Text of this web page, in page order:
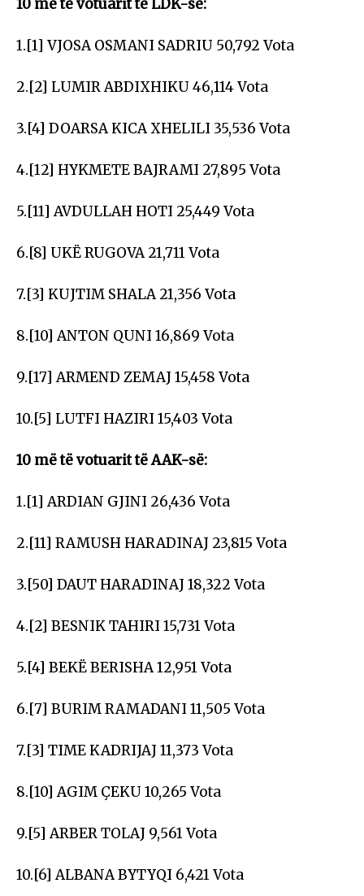
10 më të votuarit të LDK-së:
1.[1] VJOSA OSMANI SADRIU 50,792 Vota
2.[2] LUMIR ABDIXHIKU 46,114 Vota
3.[4] DOARSA KICA XHELILI 35,536 Vota
4.[12] HYKMETE BAJRAMI 27,895 Vota
5.[11] AVDULLAH HOTI 25,449 Vota
6.[8] UKË RUGOVA 21,711 Vota
7.[3] KUJTIM SHALA 21,356 Vota
8.[10] ANTON QUNI 16,869 Vota
9.[17] ARMEND ZEMAJ 15,458 Vota
10.[5] LUTFI HAZIRI 15,403 Vota
10 më të votuarit të AAK-së:
1.[1] ARDIAN GJINI 26,436 Vota
2.[11] RAMUSH HARADINAJ 23,815 Vota
3.[50] DAUT HARADINAJ 18,322 Vota
4.[2] BESNIK TAHIRI 15,731 Vota
5.[4] BEKË BERISHA 12,951 Vota
6.[7] BURIM RAMADANI 11,505 Vota
7.[3] TIME KADRIJAJ 11,373 Vota
8.[10] AGIM ÇEKU 10,265 Vota
9.[5] ARBER TOLAJ 9,561 Vota
10.[6] ALBANA BYTYQI 6,421 Vota